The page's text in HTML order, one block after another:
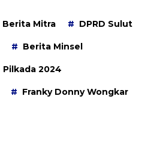
Berita Mitra DPRD Sulut
Berita Minsel
Pilkada 2024
Franky Donny Wongkar